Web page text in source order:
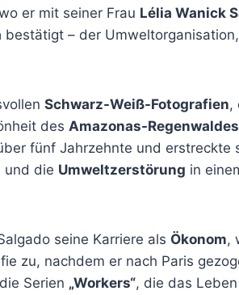
er mit seiner Frau Lélia Wanick
bestätigt – der
Schwarz-Weiß-Fotografien,
des Amazonas-Regenwaldes
fünf Jahrzehnte und erstreckte
und die Umweltzerstörung in
seine Karriere als Ökonom,
zu, nachdem er nach Paris
Serien „Workers“, die das